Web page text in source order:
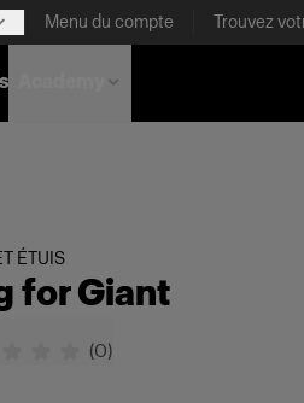
Menu du compte Trouvez
ÉTUIS
for Giant
(0)